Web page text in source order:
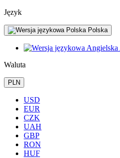
Język
Polska
Waluta
PLN
USD
EUR
CZK
UAH
GBP
RON
HUF